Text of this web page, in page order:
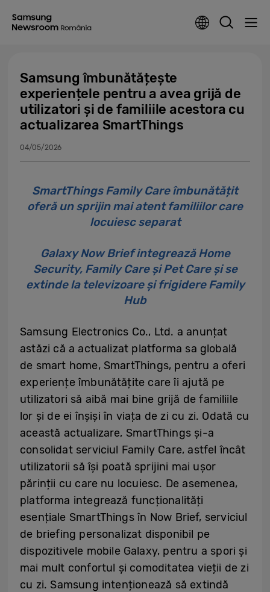
Samsung îmbunătățește
experiențele pentru a avea grijă de
utilizatori și de familiile acestora cu
actualizarea SmartThings
04/05/2026
SmartThings Family Care îmbunătățit
oferă un sprijin mai atent familiilor care
locuiesc separat
Galaxy Now Brief integrează Home
Security, Family Care și Pet Care și se
extinde la televizoare și frigidere Family
Hub
Samsung Electronics Co., Ltd. a anunțat
astăzi că a actualizat platforma sa globală
de smart home, SmartThings, pentru a oferi
experiențe îmbunătățite care îi ajută pe
utilizatori să aibă mai bine grijă de familiile
lor și de ei înșiși în viața de zi cu zi. Odată cu
această actualizare, SmartThings și-a
consolidat serviciul Family Care, astfel încât
utilizatorii să își poată sprijini mai ușor
părinții cu care nu locuiesc. De asemenea,
platforma integrează funcționalități
esențiale SmartThings în Now Brief, serviciul
de briefing personalizat disponibil pe
dispozitivele mobile Galaxy, pentru a spori și
mai mult confortul și comoditatea vieții de zi
cu zi. Samsung intenționează să extindă